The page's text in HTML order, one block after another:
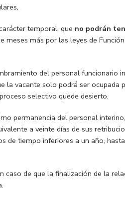
temporal, que no podrán
meses más por las leyes de
del personal funcionario
la vacante solo podrá ser ocupada
selectivo quede desierto.
permanencia del personal
a veinte días de sus
de tiempo inferiores a un año,
caso de que la finalización de la